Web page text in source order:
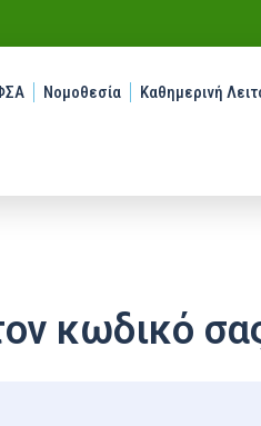
Νομοθεσία Καθημερινή
κωδικό